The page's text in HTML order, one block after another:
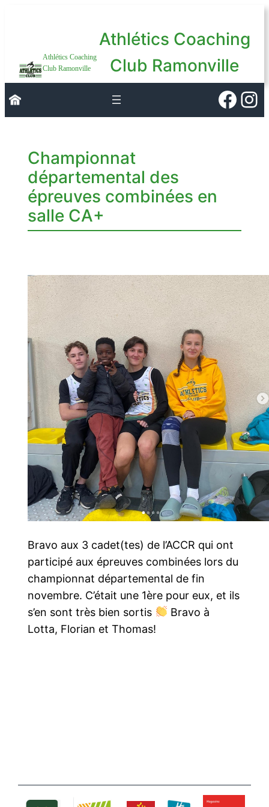
Athlétics Coaching
Club Ramonville
Athlétics Coaching
Club Ramonville
Championnat
départemental des
épreuves combinées en
salle CA+
Bravo aux 3 cadet(tes) de l’ACCR qui ont
participé aux épreuves combinées lors du
championnat départemental de fin
novembre. C’était une 1ère pour eux, et ils
s’en sont très bien sortis
Bravo à
Lotta, Florian et Thomas!